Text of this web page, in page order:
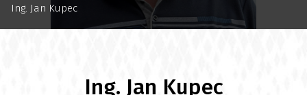
Ing. Jan Kupec
Ing. Jan Kupec